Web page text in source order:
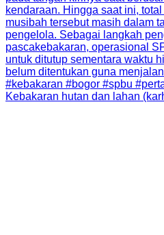
Kebakaran hutan dan lahan